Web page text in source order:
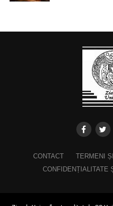
CONTACT
TERMENI
CONFIDENȚIALITATE